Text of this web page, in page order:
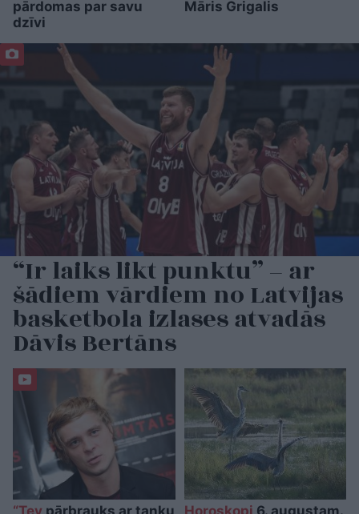
pārdomas par savu
dzīvi
Māris Grigalis
“Ir laiks likt punktu” – ar
šādiem vārdiem no Latvijas
basketbola izlases atvadās
Dāvis Bertāns